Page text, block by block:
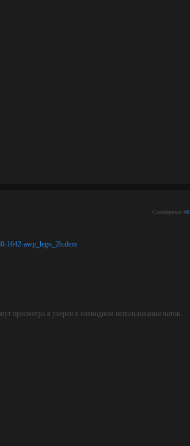
Сообщение #6
1642-awp_lego_2b.dem
просмотра я уверен в очевидном использовании читов.